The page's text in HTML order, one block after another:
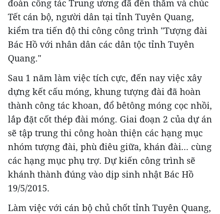
đoàn công tác Trung ương đã đến thăm và chúc
Tết cán bộ, người dân tại tỉnh Tuyên Quang,
kiểm tra tiến độ thi công công trình "Tượng đài
Bác Hồ với nhân dân các dân tộc tỉnh Tuyên
Quang."
Sau 1 năm làm việc tích cực, đến nay việc xây
dựng kết cấu móng, khung tượng đài đã hoàn
thành công tác khoan, đổ bêtông móng cọc nhồi,
lắp đặt cốt thép đài móng. Giai đoạn 2 của dự án
sẽ tập trung thi công hoàn thiện các hạng mục
nhóm tượng đài, phù điêu giữa, khán đài... cùng
các hạng mục phụ trợ. Dự kiến công trình sẽ
khánh thành đúng vào dịp sinh nhật Bác Hồ
19/5/2015.
Làm việc với cán bộ chủ chốt tỉnh Tuyên Quang,